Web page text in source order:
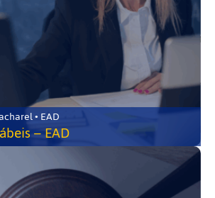
• EAD
– EAD